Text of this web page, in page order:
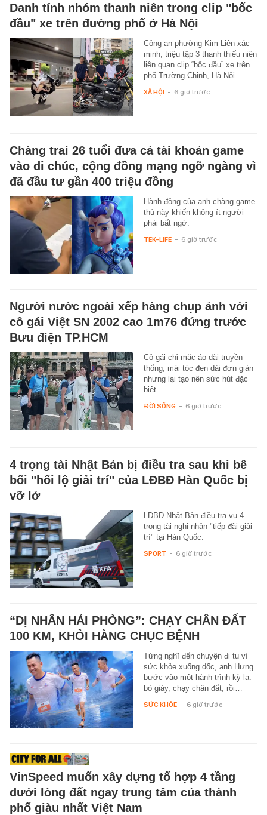
Danh tính nhóm thanh niên trong clip "bốc
đầu" xe trên đường phố ở Hà Nội
Công an phường Kim Liên xác
minh, triệu tập 3 thanh thiếu niên
liên quan clip “bốc đầu” xe trên
phố Trường Chinh, Hà Nội.
XÃ HỘI - 6 giờ trước
Chàng trai 26 tuổi đưa cả tài khoản game
vào di chúc, cộng đồng mạng ngỡ ngàng vì
đã đầu tư gần 400 triệu đồng
Hành động của anh chàng game
thủ này khiến không ít người
phải bất ngờ.
TEK-LIFE - 6 giờ trước
Người nước ngoài xếp hàng chụp ảnh với
cô gái Việt SN 2002 cao 1m76 đứng trước
Bưu điện TP.HCM
Cô gái chỉ mặc áo dài truyền
thống, mái tóc đen dài đơn giản
nhưng lại tạo nên sức hút đặc
biệt.
ĐỜI SỐNG - 6 giờ trước
4 trọng tài Nhật Bản bị điều tra sau khi bê
bối "hối lộ giải trí" của LĐBĐ Hàn Quốc bị
vỡ lở
LĐBĐ Nhật Bản điều tra vụ 4
trọng tài nghi nhận "tiếp đãi giải
trí" tại Hàn Quốc.
SPORT - 6 giờ trước
“DỊ NHÂN HẢI PHÒNG”: CHẠY CHÂN ĐẤT
100 KM, KHỎI HÀNG CHỤC BỆNH
Từng nghĩ đến chuyện đi tu vì
sức khỏe xuống dốc, anh Hưng
bước vào một hành trình kỳ lạ:
bỏ giày, chạy chân đất, rồi…
SỨC KHỎE - 6 giờ trước
VinSpeed muốn xây dựng tổ hợp 4 tầng
dưới lòng đất ngay trung tâm của thành
phố giàu nhất Việt Nam